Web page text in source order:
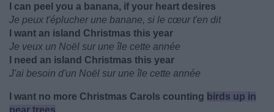
I can peel you a banana, if your heart desires
Je peux t'éplucher une banane, si le cœur t'en dit
I want an island Christmas this year
Je veux un Noël sur une île cette année
I need an island Christmas this year
J'ai besoin d'un Noël sur une île cette année
I want no more Christmas Carols counting birds up in
pear trees